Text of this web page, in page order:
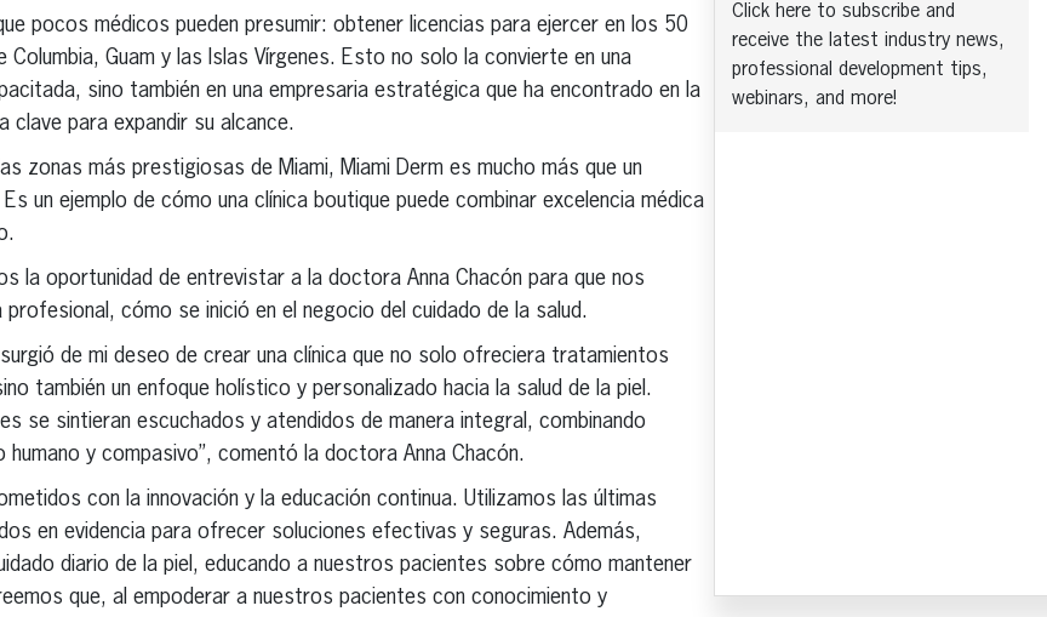
pocos médicos pueden presumir: obtener licencias para ejercer en los 50
Guam y las Islas Vírgenes. Esto no solo la convierte en una
sino también en una empresaria estratégica que ha encontrado en la
clave para expandir su alcance.
zonas más prestigiosas de Miami, Miami Derm es mucho más que un
un ejemplo de cómo una clínica boutique puede combinar excelencia médica
la oportunidad de entrevistar a la doctora Anna Chacón para que nos
cómo se inició en el negocio del cuidado de la salud.
de mi deseo de crear una clínica que no solo ofreciera tratamientos
también un enfoque holístico y personalizado hacia la salud de la piel.
se sintieran escuchados y atendidos de manera integral, combinando
y compasivo”, comentó la doctora Anna Chacón.
con la innovación y la educación continua. Utilizamos las últimas
en evidencia para ofrecer soluciones efectivas y seguras. Además,
diario de la piel, educando a nuestros pacientes sobre cómo mantener
que, al empoderar a nuestros pacientes con conocimiento y
Click here to subscribe and
receive the latest industry news,
professional development tips,
webinars, and more!